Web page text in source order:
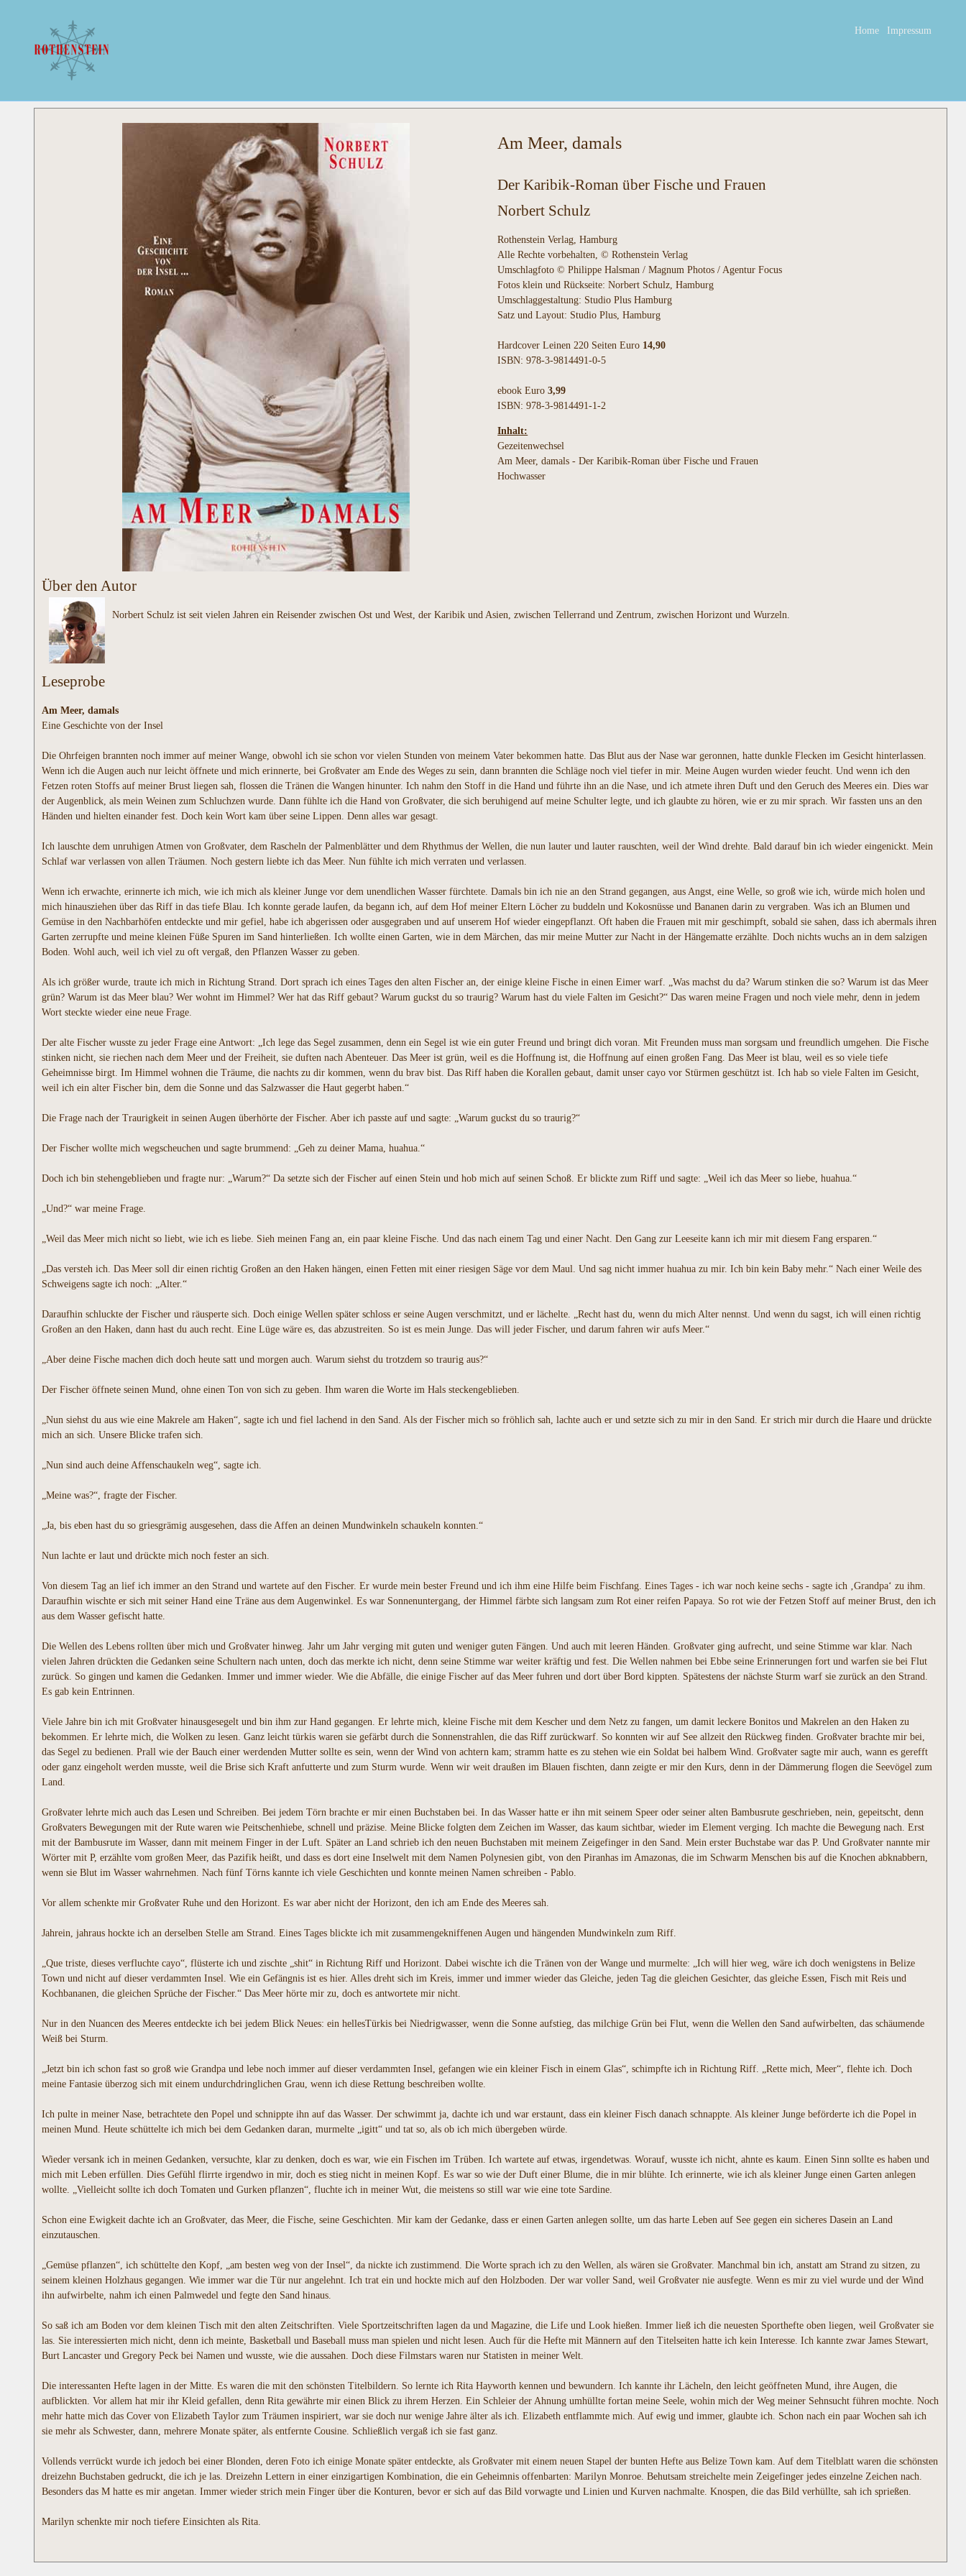
Home Impressum
Am Meer, damals
Der Karibik-Roman über Fische und Frauen
Norbert Schulz
Rothenstein Verlag, Hamburg
Alle Rechte vorbehalten, © Rothenstein Verlag
Umschlagfoto © Philippe Halsman / Magnum Photos / Agentur Focus
Fotos klein und Rückseite: Norbert Schulz, Hamburg
Umschlaggestaltung: Studio Plus Hamburg
Satz und Layout: Studio Plus, Hamburg
Hardcover Leinen 220 Seiten Euro 14,90
ISBN: 978-3-9814491-0-5
ebook Euro3,99
ISBN: 978-3-9814491-1-2
Inhalt:
Gezeitenwechsel
Am Meer, damals - Der Karibik-Roman über Fische und Frauen
Hochwasser
Über den Autor
Norbert Schulz ist seit vielen Jahren ein Reisender zwischen Ost und West, der Karibik und Asien, zwischen Tellerrand und Zentrum, zwischen Horizont und Wurzeln.
Leseprobe
Am Meer, damals
Eine Geschichte von der Insel
Die Ohrfeigen brannten noch immer auf meiner Wange, obwohl ich sie schon vor vielen Stunden von meinem Vater bekommen hatte. Das Blut aus der Nase war geronnen, hatte dunkle Flecken im Gesicht hinterlassen.
Wenn ich die Augen auch nur leicht öffnete und mich erinnerte, bei Großvater am Ende des Weges zu sein, dann brannten die Schläge noch viel tiefer in mir. Meine Augen wurden wieder feucht. Und wenn ich den
Fetzen roten Stoffs auf meiner Brust liegen sah, flossen die Tränen die Wangen hinunter. Ich nahm den Stoff in die Hand und führte ihn an die Nase, und ich atmete ihren Duft und den Geruch des Meeres ein. Dies war
der Augenblick, als mein Weinen zum Schluchzen wurde. Dann fühlte ich die Hand von Großvater, die sich beruhigend auf meine Schulter legte, und ich glaubte zu hören, wie er zu mir sprach. Wir fassten uns an den
Händen und hielten einander fest. Doch kein Wort kam über seine Lippen. Denn alles war gesagt.
Ich lauschte dem unruhigen Atmen von Großvater, dem Rascheln der Palmenblätter und dem Rhythmus der Wellen, die nun lauter und lauter rauschten, weil der Wind drehte. Bald darauf bin ich wieder eingenickt. Mein
Schlaf war verlassen von allen Träumen. Noch gestern liebte ich das Meer. Nun fühlte ich mich verraten und verlassen.
Wenn ich erwachte, erinnerte ich mich, wie ich mich als kleiner Junge vor dem unendlichen Wasser fürchtete. Damals bin ich nie an den Strand gegangen, aus Angst, eine Welle, so groß wie ich, würde mich holen und
mich hinausziehen über das Riff in das tiefe Blau. Ich konnte gerade laufen, da begann ich, auf dem Hof meiner Eltern Löcher zu buddeln und Kokosnüsse und Bananen darin zu vergraben. Was ich an Blumen und
Gemüse in den Nachbarhöfen entdeckte und mir gefiel, habe ich abgerissen oder ausgegraben und auf unserem Hof wieder eingepflanzt. Oft haben die Frauen mit mir geschimpft, sobald sie sahen, dass ich abermals ihren
Garten zerrupfte und meine kleinen Füße Spuren im Sand hinterließen. Ich wollte einen Garten, wie in dem Märchen, das mir meine Mutter zur Nacht in der Hängematte erzählte. Doch nichts wuchs an in dem salzigen
Boden. Wohl auch, weil ich viel zu oft vergaß, den Pflanzen Wasser zu geben.
Als ich größer wurde, traute ich mich in Richtung Strand. Dort sprach ich eines Tages den alten Fischer an, der einige kleine Fische in einen Eimer warf. „Was machst du da? Warum stinken die so? Warum ist das Meer
grün? Warum ist das Meer blau? Wer wohnt im Himmel? Wer hat das Riff gebaut? Warum guckst du so traurig? Warum hast du viele Falten im Gesicht?“ Das waren meine Fragen und noch viele mehr, denn in jedem
Wort steckte wieder eine neue Frage.
Der alte Fischer wusste zu jeder Frage eine Antwort: „Ich lege das Segel zusammen, denn ein Segel ist wie ein guter Freund und bringt dich voran. Mit Freunden muss man sorgsam und freundlich umgehen. Die Fische
stinken nicht, sie riechen nach dem Meer und der Freiheit, sie duften nach Abenteuer. Das Meer ist grün, weil es die Hoffnung ist, die Hoffnung auf einen großen Fang. Das Meer ist blau, weil es so viele tiefe
Geheimnisse birgt. Im Himmel wohnen die Träume, die nachts zu dir kommen, wenn du brav bist. Das Riff haben die Korallen gebaut, damit unser cayo vor Stürmen geschützt ist. Ich hab so viele Falten im Gesicht,
weil ich ein alter Fischer bin, dem die Sonne und das Salzwasser die Haut gegerbt haben.“
Die Frage nach der Traurigkeit in seinen Augen überhörte der Fischer. Aber ich passte auf und sagte: „Warum guckst du so traurig?“
Der Fischer wollte mich wegscheuchen und sagte brummend: „Geh zu deiner Mama, huahua.“
Doch ich bin stehengeblieben und fragte nur: „Warum?“ Da setzte sich der Fischer auf einen Stein und hob mich auf seinen Schoß. Er blickte zum Riff und sagte: „Weil ich das Meer so liebe, huahua.“
„Und?“ war meine Frage.
„Weil das Meer mich nicht so liebt, wie ich es liebe. Sieh meinen Fang an, ein paar kleine Fische. Und das nach einem Tag und einer Nacht. Den Gang zur Leeseite kann ich mir mit diesem Fang ersparen.“
„Das versteh ich. Das Meer soll dir einen richtig Großen an den Haken hängen, einen Fetten mit einer riesigen Säge vor dem Maul. Und sag nicht immer huahua zu mir. Ich bin kein Baby mehr.“ Nach einer Weile des
Schweigens sagte ich noch: „Alter.“
Daraufhin schluckte der Fischer und räusperte sich. Doch einige Wellen später schloss er seine Augen verschmitzt, und er lächelte. „Recht hast du, wenn du mich Alter nennst. Und wenn du sagst, ich will einen richtig
Großen an den Haken, dann hast du auch recht. Eine Lüge wäre es, das abzustreiten. So ist es mein Junge. Das will jeder Fischer, und darum fahren wir aufs Meer.“
„Aber deine Fische machen dich doch heute satt und morgen auch. Warum siehst du trotzdem so traurig aus?“
Der Fischer öffnete seinen Mund, ohne einen Ton von sich zu geben. Ihm waren die Worte im Hals steckengeblieben.
„Nun siehst du aus wie eine Makrele am Haken“, sagte ich und fiel lachend in den Sand. Als der Fischer mich so fröhlich sah, lachte auch er und setzte sich zu mir in den Sand. Er strich mir durch die Haare und drückte
mich an sich. Unsere Blicke trafen sich.
„Nun sind auch deine Affenschaukeln weg“, sagte ich.
„Meine was?“, fragte der Fischer.
„Ja, bis eben hast du so griesgrämig ausgesehen, dass die Affen an deinen Mundwinkeln schaukeln konnten.“
Nun lachte er laut und drückte mich noch fester an sich.
Von diesem Tag an lief ich immer an den Strand und wartete auf den Fischer. Er wurde mein bester Freund und ich ihm eine Hilfe beim Fischfang. Eines Tages - ich war noch keine sechs - sagte ich ‚Grandpa‘ zu ihm.
Daraufhin wischte er sich mit seiner Hand eine Träne aus dem Augenwinkel. Es war Sonnenuntergang, der Himmel färbte sich langsam zum Rot einer reifen Papaya. So rot wie der Fetzen Stoff auf meiner Brust, den ich
aus dem Wasser gefischt hatte.
Die Wellen des Lebens rollten über mich und Großvater hinweg. Jahr um Jahr verging mit guten und weniger guten Fängen. Und auch mit leeren Händen. Großvater ging aufrecht, und seine Stimme war klar. Nach
vielen Jahren drückten die Gedanken seine Schultern nach unten, doch das merkte ich nicht, denn seine Stimme war weiter kräftig und fest. Die Wellen nahmen bei Ebbe seine Erinnerungen fort und warfen sie bei Flut
zurück. So gingen und kamen die Gedanken. Immer und immer wieder. Wie die Abfälle, die einige Fischer auf das Meer fuhren und dort über Bord kippten. Spätestens der nächste Sturm warf sie zurück an den Strand.
Es gab kein Entrinnen.
Viele Jahre bin ich mit Großvater hinausgesegelt und bin ihm zur Hand gegangen. Er lehrte mich, kleine Fische mit dem Kescher und dem Netz zu fangen, um damit leckere Bonitos und Makrelen an den Haken zu
bekommen. Er lehrte mich, die Wolken zu lesen. Ganz leicht türkis waren sie gefärbt durch die Sonnenstrahlen, die das Riff zurückwarf. So konnten wir auf See allzeit den Rückweg finden. Großvater brachte mir bei,
das Segel zu bedienen. Prall wie der Bauch einer werdenden Mutter sollte es sein, wenn der Wind von achtern kam; stramm hatte es zu stehen wie ein Soldat bei halbem Wind. Großvater sagte mir auch, wann es gerefft
oder ganz eingeholt werden musste, weil die Brise sich Kraft anfutterte und zum Sturm wurde. Wenn wir weit draußen im Blauen fischten, dann zeigte er mir den Kurs, denn in der Dämmerung flogen die Seevögel zum
Land.
Großvater lehrte mich auch das Lesen und Schreiben. Bei jedem Törn brachte er mir einen Buchstaben bei. In das Wasser hatte er ihn mit seinem Speer oder seiner alten Bambusrute geschrieben, nein, gepeitscht, denn
Großvaters Bewegungen mit der Rute waren wie Peitschenhiebe, schnell und präzise. Meine Blicke folgten dem Zeichen im Wasser, das kaum sichtbar, wieder im Element verging. Ich machte die Bewegung nach. Erst
mit der Bambusrute im Wasser, dann mit meinem Finger in der Luft. Später an Land schrieb ich den neuen Buchstaben mit meinem Zeigefinger in den Sand. Mein erster Buchstabe war das P. Und Großvater nannte mir
Wörter mit P, erzählte vom großen Meer, das Pazifik heißt, und dass es dort eine Inselwelt mit dem Namen Polynesien gibt, von den Piranhas im Amazonas, die im Schwarm Menschen bis auf die Knochen abknabbern,
wenn sie Blut im Wasser wahrnehmen. Nach fünf Törns kannte ich viele Geschichten und konnte meinen Namen schreiben - Pablo.
Vor allem schenkte mir Großvater Ruhe und den Horizont. Es war aber nicht der Horizont, den ich am Ende des Meeres sah.
Jahrein, jahraus hockte ich an derselben Stelle am Strand. Eines Tages blickte ich mit zusammengekniffenen Augen und hängenden Mundwinkeln zum Riff.
„Que triste, dieses verfluchte cayo“, flüsterte ich und zischte „shit“ in Richtung Riff und Horizont. Dabei wischte ich die Tränen von der Wange und murmelte: „Ich will hier weg, wäre ich doch wenigstens in Belize
Town und nicht auf dieser verdammten Insel. Wie ein Gefängnis ist es hier. Alles dreht sich im Kreis, immer und immer wieder das Gleiche, jeden Tag die gleichen Gesichter, das gleiche Essen, Fisch mit Reis und
Kochbananen, die gleichen Sprüche der Fischer.“ Das Meer hörte mir zu, doch es antwortete mir nicht.
Nur in den Nuancen des Meeres entdeckte ich bei jedem Blick Neues: ein hellesTürkis bei Niedrigwasser, wenn die Sonne aufstieg, das milchige Grün bei Flut, wenn die Wellen den Sand aufwirbelten, das schäumende
Weiß bei Sturm.
„Jetzt bin ich schon fast so groß wie Grandpa und lebe noch immer auf dieser verdammten Insel, gefangen wie ein kleiner Fisch in einem Glas“, schimpfte ich in Richtung Riff. „Rette mich, Meer“, flehte ich. Doch
meine Fantasie überzog sich mit einem undurchdringlichen Grau, wenn ich diese Rettung beschreiben wollte.
Ich pulte in meiner Nase, betrachtete den Popel und schnippte ihn auf das Wasser. Der schwimmt ja, dachte ich und war erstaunt, dass ein kleiner Fisch danach schnappte. Als kleiner Junge beförderte ich die Popel in
meinen Mund. Heute schüttelte ich mich bei dem Gedanken daran, murmelte „igitt“ und tat so, als ob ich mich übergeben würde.
Wieder versank ich in meinen Gedanken, versuchte, klar zu denken, doch es war, wie ein Fischen im Trüben. Ich wartete auf etwas, irgendetwas. Worauf, wusste ich nicht, ahnte es kaum. Einen Sinn sollte es haben und
mich mit Leben erfüllen. Dies Gefühl flirrte irgendwo in mir, doch es stieg nicht in meinen Kopf. Es war so wie der Duft einer Blume, die in mir blühte. Ich erinnerte, wie ich als kleiner Junge einen Garten anlegen
wollte. „Vielleicht sollte ich doch Tomaten und Gurken pflanzen“, fluchte ich in meiner Wut, die meistens so still war wie eine tote Sardine.
Schon eine Ewigkeit dachte ich an Großvater, das Meer, die Fische, seine Geschichten. Mir kam der Gedanke, dass er einen Garten anlegen sollte, um das harte Leben auf See gegen ein sicheres Dasein an Land
einzutauschen.
„Gemüse pflanzen“, ich schüttelte den Kopf, „am besten weg von der Insel“, da nickte ich zustimmend. Die Worte sprach ich zu den Wellen, als wären sie Großvater. Manchmal bin ich, anstatt am Strand zu sitzen, zu
seinem kleinen Holzhaus gegangen. Wie immer war die Tür nur angelehnt. Ich trat ein und hockte mich auf den Holzboden. Der war voller Sand, weil Großvater nie ausfegte. Wenn es mir zu viel wurde und der Wind
ihn aufwirbelte, nahm ich einen Palmwedel und fegte den Sand hinaus.
So saß ich am Boden vor dem kleinen Tisch mit den alten Zeitschriften. Viele Sportzeitschriften lagen da und Magazine, die Life und Look hießen. Immer ließ ich die neuesten Sporthefte oben liegen, weil Großvater sie
las. Sie interessierten mich nicht, denn ich meinte, Basketball und Baseball muss man spielen und nicht lesen. Auch für die Hefte mit Männern auf den Titelseiten hatte ich kein Interesse. Ich kannte zwar James Stewart,
Burt Lancaster und Gregory Peck bei Namen und wusste, wie die aussahen. Doch diese Filmstars waren nur Statisten in meiner Welt.
Die interessanten Hefte lagen in der Mitte. Es waren die mit den schönsten Titelbildern. So lernte ich Rita Hayworth kennen und bewundern. Ich kannte ihr Lächeln, den leicht geöffneten Mund, ihre Augen, die
aufblickten. Vor allem hat mir ihr Kleid gefallen, denn Rita gewährte mir einen Blick zu ihrem Herzen. Ein Schleier der Ahnung umhüllte fortan meine Seele, wohin mich der Weg meiner Sehnsucht führen mochte. Noch
mehr hatte mich das Cover von Elizabeth Taylor zum Träumen inspiriert, war sie doch nur wenige Jahre älter als ich. Elizabeth entflammte mich. Auf ewig und immer, glaubte ich. Schon nach ein paar Wochen sah ich
sie mehr als Schwester, dann, mehrere Monate später, als entfernte Cousine. Schließlich vergaß ich sie fast ganz.
Vollends verrückt wurde ich jedoch bei einer Blonden, deren Foto ich einige Monate später entdeckte, als Großvater mit einem neuen Stapel der bunten Hefte aus Belize Town kam. Auf dem Titelblatt waren die schönsten
dreizehn Buchstaben gedruckt, die ich je las. Dreizehn Lettern in einer einzigartigen Kombination, die ein Geheimnis offenbarten: Marilyn Monroe. Behutsam streichelte mein Zeigefinger jedes einzelne Zeichen nach.
Besonders das M hatte es mir angetan. Immer wieder strich mein Finger über die Konturen, bevor er sich auf das Bild vorwagte und Linien und Kurven nachmalte. Knospen, die das Bild verhüllte, sah ich sprießen.
Marilyn schenkte mir noch tiefere Einsichten als Rita.